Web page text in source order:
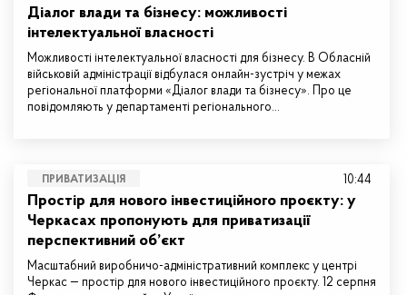
Діалог влади та бізнесу: можливості
інтелектуальної власності
Можливості інтелектуальної власності для бізнесу. В Обласній
військовій адміністрації відбулася онлайн-зустріч у межах
регіональної платформи «Діалог влади та бізнесу». Про це
повідомляють у департаменті регіонального…
ПРИВАТИЗАЦІЯ
Простір для нового інвестиційного проєкту: у
Черкасах пропонують для приватизації
перспективний об’єкт
Масштабний виробничо-адміністративний комплекс у центрі
Черкас — простір для нового інвестиційного проєкту. 12 серпня
10:44